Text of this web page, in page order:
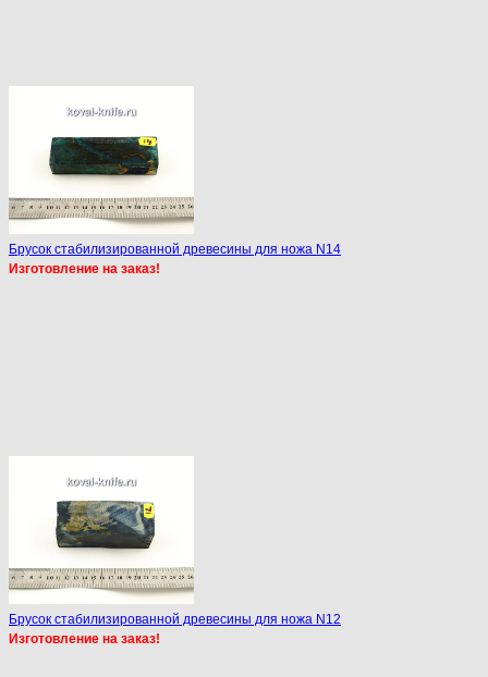
Брусок стабилизированной древесины для ножа N14
Изготовление на заказ!
Брусок стабилизированной древесины для ножа N12
Изготовление на заказ!